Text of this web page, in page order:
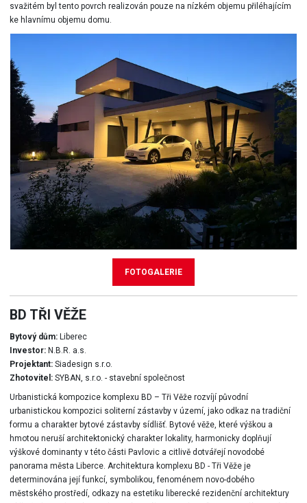
FOTOGALERIE
svažitém byl tento povrch realizován pouze na nízkém objemu přiléhajícím
ke hlavnímu objemu domu.
BD TŘI VĚŽE
Bytový dům:Liberec
Investor:N.B.R. a.s.
Projektant:Siadesign s.r.o.
Zhotovitel:SYBAN, s.r.o. - stavební společnost
Urbanistická kompozice komplexu BD – Tři Věže rozvíjí původní
urbanistickou kompozici soliterní zástavby v území, jako odkaz na tradiční
formu a charakter bytové zástavby sídlišť. Bytové věže, které výškou a
hmotou neruší architektonický charakter lokality, harmonicky doplňují
výškové dominanty v této části Pavlovic a citlivě dotvářejí novodobé
panorama města Liberce. Architektura komplexu BD - Tři Věže je
determinována její funkcí, symbolikou, fenoménem novo-dobého
městského prostředí, odkazy na estetiku liberecké rezidenční architektury